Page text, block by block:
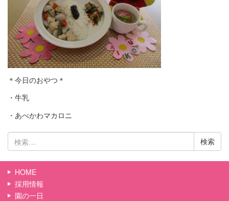
＊今日のおやつ＊
・牛乳
・あべかわマカロニ
検
索:
HOME
採用情報
園の一日